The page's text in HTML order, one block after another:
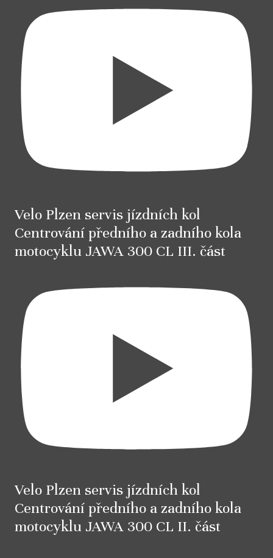
Velo Plzen servis jízdních kol
Centrování předního a zadního kola
motocyklu JAWA 300 CL III. část
Velo Plzen servis jízdních kol
Centrování předního a zadního kola
motocyklu JAWA 300 CL II. část